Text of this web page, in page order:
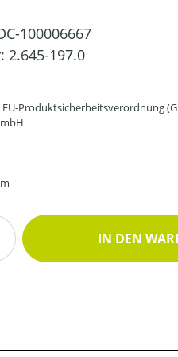
100006667
2.645-197.0
Produktsicherheitsverordnung
Gib den IN DEN